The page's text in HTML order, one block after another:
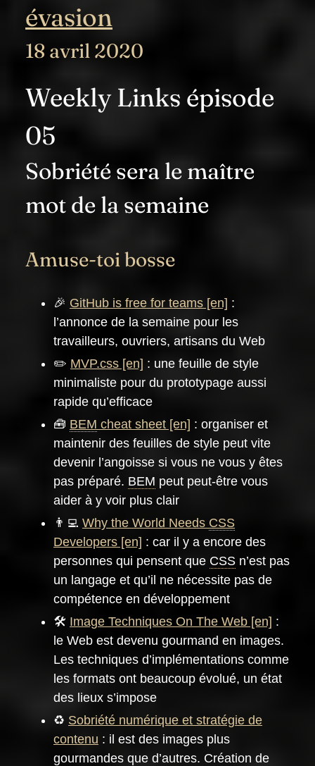
évasion
18 avril 2020
Weekly Links épisode
05
Sobriété sera le maître
mot de la semaine
Amuse-toi bosse
🎉 GitHub is free for teams
:
l’annonce de la semaine pour les
travailleurs, ouvriers, artisans du Web
✏️ MVP.css
: une feuille de style
minimaliste pour du prototypage aussi
rapide qu’efficace
🧰 BEM cheat sheet
: organiser et
maintenir des feuilles de style peut vite
devenir l’angoisse si vous ne vous y êtes
pas préparé. BEM peut peut-être vous
aider à y voir plus clair
👨‍💻 Why the World Needs CSS
Developers
: car il y a encore des
personnes qui pensent que CSS n’est pas
un langage et qu’il ne nécessite pas de
compétence en développement
🛠️ Image Techniques On The Web
:
le Web est devenu gourmand en images.
Les techniques d’implémentations comme
les formats ont beaucoup évolué, un état
des lieux s’impose
♻️ Sobriété numérique et stratégie de
contenu : il est des images plus
gourmandes que d’autres. Création de